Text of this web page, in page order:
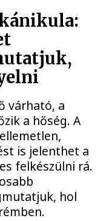
várható, a
a hőség. A
is jelenthet a
felkészülni rá.
hol